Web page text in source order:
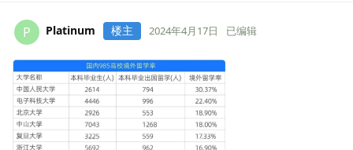
P Platinum 楼主 2024年4月17日 已编辑